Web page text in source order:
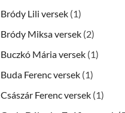
Bródy Lili versek (1)
Bródy Miksa versek (2)
Buczkó Mária versek (1)
Buda Ferenc versek (1)
Császár Ferenc versek (1)